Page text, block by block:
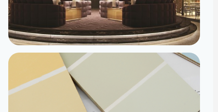
تصميم داخلي
مساحات مصممة لتعيش تفاصيلها